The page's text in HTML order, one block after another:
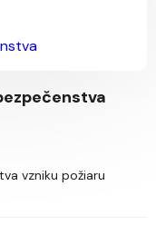
vzniku požiaru